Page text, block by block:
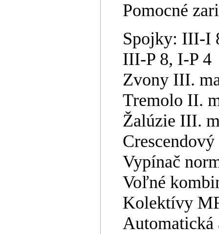
Pomocné
Spojky: III-I
III-P 8, I-P 4
Zvony III.
Tremolo II.
Žalúzie III.
Vypínač
Voľné
Kolektívy
Automatická